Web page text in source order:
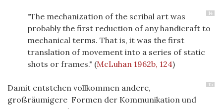
14
"The mechanization of the scribal art was
probably the first reduction of any handicraft to
mechanical terms. That is, it was the first
translation of movement into a series of static
shots or frames." (McLuhan 1962b, 124)
15
Damit entstehen vollkommen andere,
großräumigere Formen der Kommunikation und